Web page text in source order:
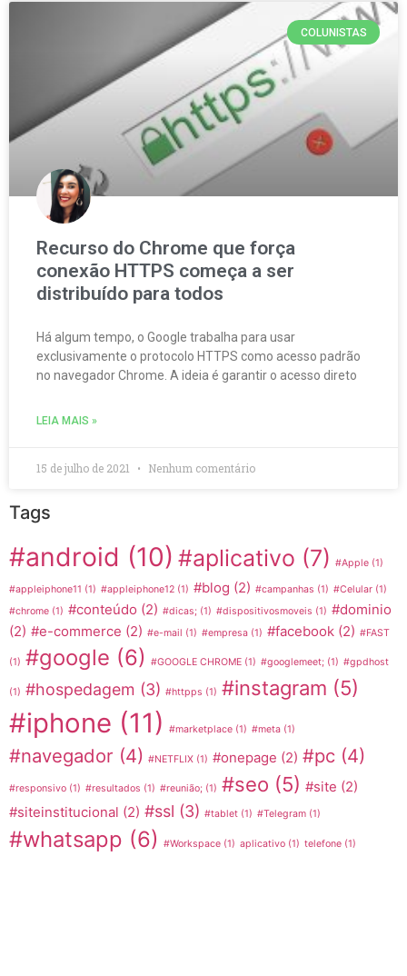
COLUNISTAS
Recurso do Chrome que força
conexão HTTPS começa a ser
distribuído para todos
Há algum tempo, o Google trabalha para usar
exclusivamente o protocolo HTTPS como acesso padrão
no navegador Chrome. A ideia é garantir o acesso direto
LEIA MAIS »
15 de julho de 2021 Nenhum comentário
Tags
#android (10) #aplicativo (7) #Apple (1)
#appleiphone11 (1) #appleiphone12 (1) #blog (2) #campanhas (1) #Celular (1)
#chrome (1) #conteúdo (2) #dicas; (1) #dispositivosmoveis (1) #dominio
(2) #e-commerce (2) #e-mail (1) #empresa (1) #facebook (2) #FAST
(1) #google (6) #GOOGLE CHROME (1) #googlemeet; (1) #gpdhost
(1) #hospedagem (3) #httpps (1) #instagram (5)
#iphone (11) #marketplace (1) #meta (1)
#navegador (4) #NETFLIX (1) #onepage (2) #pc (4)
#responsivo (1) #resultados (1) #reunião; (1) #seo (5) #site (2)
#siteinstitucional (2) #ssl (3) #tablet (1) #Telegram (1)
#whatsapp (6) #Workspace (1) aplicativo (1) telefone (1)